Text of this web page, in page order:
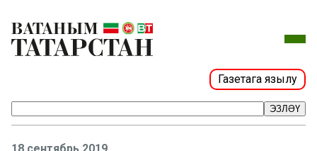
Газетага язылу
ЭЗЛӘҮ
18 сентябрь 2019